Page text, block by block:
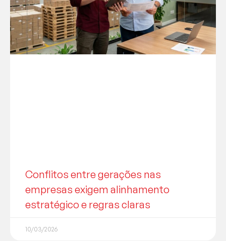
Conflitos entre gerações nas
empresas exigem alinhamento
estratégico e regras claras
10/03/2026